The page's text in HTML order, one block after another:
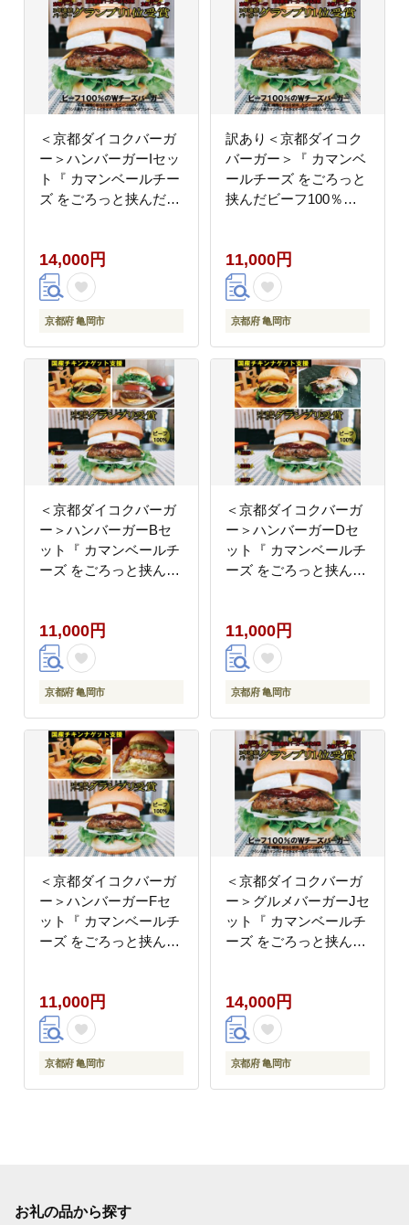
＜京都ダイコクバーガ
ー＞ハンバーガーIセッ
ト『 カマンベールチー
ズ をごろっと挟んだビ
グルメバーガー4個セッ
ト※チキンナゲット付
き
14,000円
京都府 亀岡市
訳あり＜京都ダイコク
バーガー＞『 カマンベ
ールチーズ をごろっと
挟んだビーフ100％の
ナゲット 15個付き
11,000円
京都府 亀岡市
＜京都ダイコクバーガ
ー＞ハンバーガーBセ
ット『 カマンベールチ
ーズ をごろっと挟んだ
むグルメバーガー3個セ
ット※チキンナゲット
付き
11,000円
京都府 亀岡市
＜京都ダイコクバーガ
ー＞ハンバーガーDセ
ット『 カマンベールチ
ーズ をごろっと挟んだ
むグルメバーガー3個セ
ット※チキンナゲット
付き
11,000円
京都府 亀岡市
＜京都ダイコクバーガ
ー＞ハンバーガーFセ
ット『 カマンベールチ
ーズ をごろっと挟んだ
むグルメバーガー3個セ
ット※チキンナゲット
付き
11,000円
京都府 亀岡市
＜京都ダイコクバーガ
ー＞グルメバーガーJセ
ット『 カマンベールチ
ーズ をごろっと挟んだ
むグルメバーガー4個セ
ット※チキンナゲット
付き
14,000円
京都府 亀岡市
お礼の品から探す